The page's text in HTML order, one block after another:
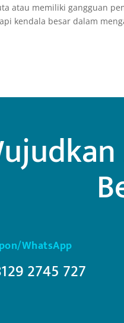
atau memiliki gangguan
kendala besar dalam
WhatsApp
2745 727